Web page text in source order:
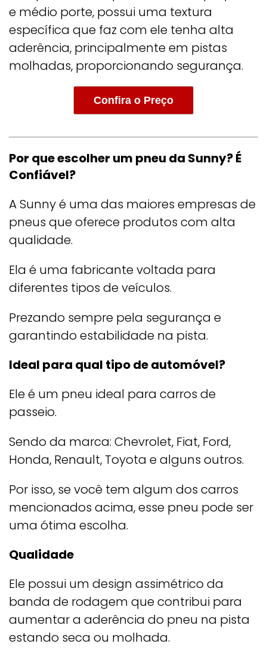
e médio porte, possui uma textura
específica que faz com ele tenha alta
aderência, principalmente em pistas
molhadas, proporcionando segurança.
Confira o Preço
Por que escolher um pneu da Sunny? É
Confiável?
A Sunny é uma das maiores empresas de
pneus que oferece produtos com alta
qualidade.
Ela é uma fabricante voltada para
diferentes tipos de veículos.
Prezando sempre pela segurança e
garantindo estabilidade na pista.
Ideal para qual tipo de automóvel?
Ele é um pneu ideal para carros de
passeio.
Sendo da marca: Chevrolet, Fiat, Ford,
Honda, Renault, Toyota e alguns outros.
Por isso, se você tem algum dos carros
mencionados acima, esse pneu pode ser
uma ótima escolha.
Qualidade
Ele possui um design assimétrico da
banda de rodagem que contribui para
aumentar a aderência do pneu na pista
estando seca ou molhada.